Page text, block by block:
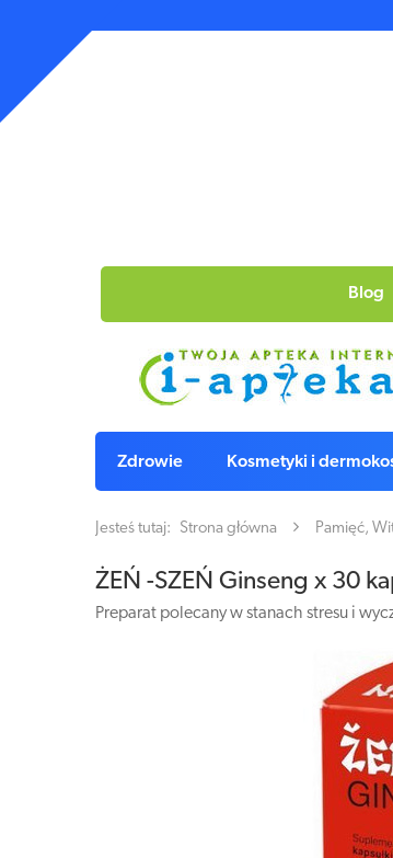
Blog
Zdrowie Kosmetyki i
Jesteś tutaj: Strona główna Pamięć,
ŻEŃ -SZEŃ Ginseng x 30
Preparat polecany w stanach stresu i